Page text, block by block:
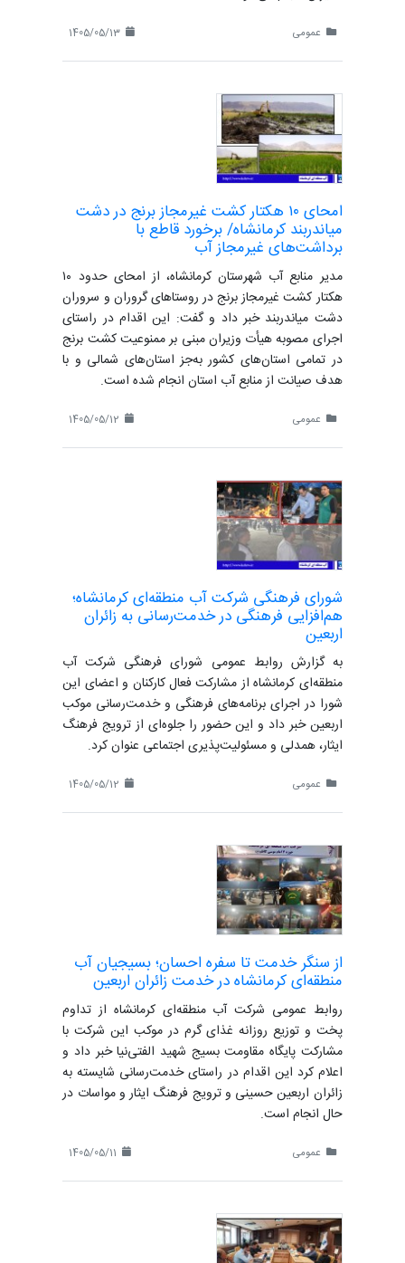
عمومی
امحای ۱۰ هکتار کشت غیرمجاز برنج در دشت
میاندربند کرمانشاه/ برخورد قاطع با
برداشت‌های غیرمجاز آب
مدیر منابع آب شهرستان کرمانشاه، از امحای حدود ۱۰
هکتار کشت غیرمجاز برنج در روستاهای گروران و سروران
دشت میاندربند خبر داد و گفت: این اقدام در راستای
اجرای مصوبه هیأت وزیران مبنی بر ممنوعیت کشت برنج
در تمامی استان‌های کشور به‌جز استان‌های شمالی و با
هدف صیانت از منابع آب استان انجام شده است.
عمومی
شورای فرهنگی شرکت آب منطقه‌ای کرمانشاه؛
هم‌افزایی فرهنگی در خدمت‌رسانی به زائران
اربعین
به گزارش روابط عمومی شورای فرهنگی شرکت آب
منطقه‌ای کرمانشاه از مشارکت فعال کارکنان و اعضای این
شورا در اجرای برنامه‌های فرهنگی و خدمت‌رسانی موکب
اربعین خبر داد و این حضور را جلوه‌ای از ترویج فرهنگ
ایثار، همدلی و مسئولیت‌پذیری اجتماعی عنوان کرد.
عمومی
از سنگر خدمت تا سفره احسان؛ بسیجیان آب
منطقه‌ای کرمانشاه در خدمت زائران اربعین
روابط عمومی شرکت آب منطقه‌ای کرمانشاه از تداوم
پخت و توزیع روزانه غذای گرم در موکب این شرکت با
مشارکت پایگاه مقاومت بسیج شهید الفتی‌نیا خبر داد و
اعلام کرد این اقدام در راستای خدمت‌رسانی شایسته به
زائران اربعین حسینی و ترویج فرهنگ ایثار و مواسات در
حال انجام است.
عمومی